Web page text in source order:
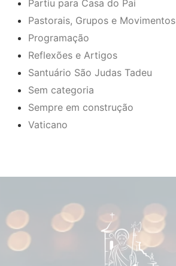
Partiu para Casa do Pai
Pastorais, Grupos e Movimentos
Programação
Reflexões e Artigos
Santuário São Judas Tadeu
Sem categoria
Sempre em construção
Vaticano